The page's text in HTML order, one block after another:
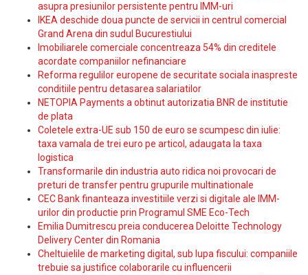
asupra presiunilor persistente pentru IMM-uri
IKEA deschide doua puncte de servicii in centrul comercial
Grand Arena din sudul Bucurestiului
Imobiliarele comerciale concentreaza 54% din creditele
acordate companiilor nefinanciare
Reforma regulilor europene de securitate sociala inaspreste
conditiile pentru detasarea salariatilor
NETOPIA Payments a obtinut autorizatia BNR de institutie
de plata
Coletele extra-UE sub 150 de euro se scumpesc din iulie:
taxa vamala de trei euro pe articol, adaugata la taxa
logistica
Transformarile din industria auto ridica noi provocari de
preturi de transfer pentru grupurile multinationale
CEC Bank finanteaza investitiile verzi si digitale ale IMM-
urilor din productie prin Programul SME Eco-Tech
Emilia Dumitrescu preia conducerea Deloitte Technology
Delivery Center din Romania
Cheltuielile de marketing digital, sub lupa fiscului: companiile
trebuie sa justifice colaborarile cu influencerii